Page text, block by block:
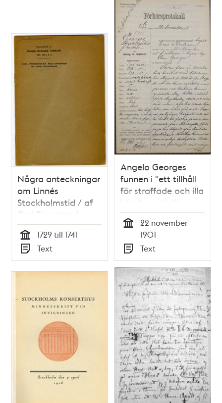
Några anteckningar
om Linnés
Stockholmstid / af
Carl Forsstrand
Tid
1729 till 1741
Typ
Text
Angelo Georges
funnen i "ett tillhåll
för straffade och illa
kända sysslolösa
manspersoner och
lösaktiga kvinnor af
sämsta slag"
22 november
1901
Typ
Text